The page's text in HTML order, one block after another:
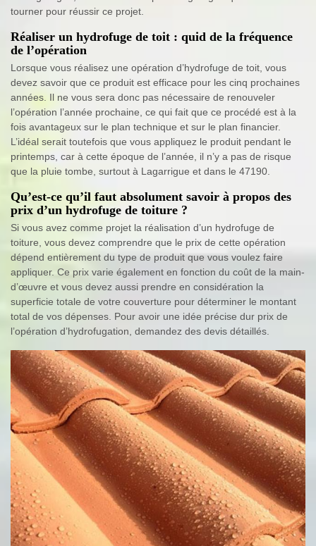
tourner pour réussir ce projet.
Réaliser un hydrofuge de toit : quid de la fréquence
de l’opération
Lorsque vous réalisez une opération d’hydrofuge de toit, vous
devez savoir que ce produit est efficace pour les cinq prochaines
années. Il ne vous sera donc pas nécessaire de renouveler
l’opération l’année prochaine, ce qui fait que ce procédé est à la
fois avantageux sur le plan technique et sur le plan financier.
L’idéal serait toutefois que vous appliquez le produit pendant le
printemps, car à cette époque de l’année, il n’y a pas de risque
que la pluie tombe, surtout à Lagarrigue et dans le 47190.
Qu’est-ce qu’il faut absolument savoir à propos des
prix d’un hydrofuge de toiture ?
Si vous avez comme projet la réalisation d’un hydrofuge de
toiture, vous devez comprendre que le prix de cette opération
dépend entièrement du type de produit que vous voulez faire
appliquer. Ce prix varie également en fonction du coût de la main-
d’œuvre et vous devez aussi prendre en considération la
superficie totale de votre couverture pour déterminer le montant
total de vos dépenses. Pour avoir une idée précise dur prix de
l’opération d’hydrofugation, demandez des devis détaillés.